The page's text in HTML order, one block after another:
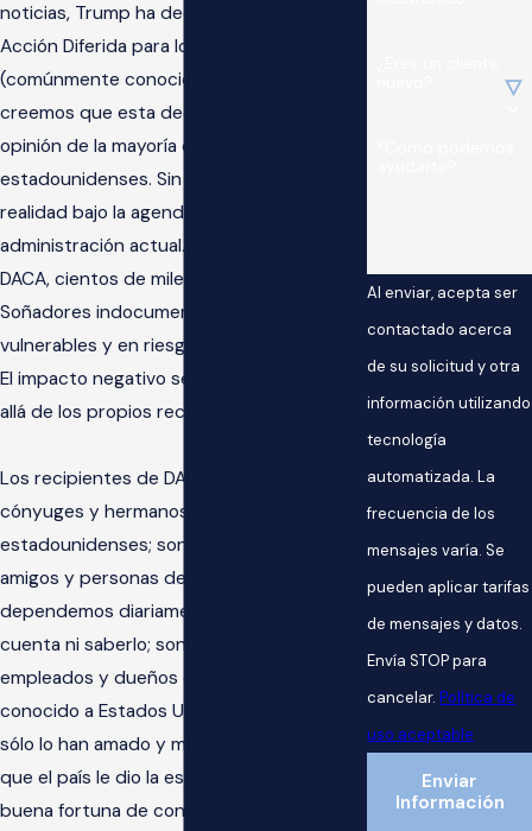
noticias, Trump ha decidido poner fin a la
Acción Diferida para los llegados de Niñez
(comúnmente conocido como DACA). No
creemos que esta decisión representa la
opinión de la mayoría de los
estadounidenses. Sin embargo, es la
realidad bajo la agenda de la
administración actual. Con la eliminación de
DACA, cientos de miles de jóvenes,
Soñadores indocumentados, estarán
vulnerables y en riesgo de ser deportados.
El impacto negativo se sentirá mucho más
allá de los propios recipientes.
Los recipientes de DACA son padres,
cónyuges y hermanos de
estadounidenses; son nuestros vecinos,
amigos y personas de las que
dependemos diariamente sin darnos
cuenta ni saberlo; son estudiantes,
empleados y dueños de negocios. Sólo han
conocido a Estados Unidos como hogar y
sólo lo han amado y mejorado a pesar de
que el país le dio la espalda. He tenido la
buena fortuna de conocer y trabajar con
Al enviar, acepta ser
contactado acerca
de su solicitud y otra
información utilizando
tecnología
automatizada. La
frecuencia de los
mensajes varía. Se
pueden aplicar tarifas
de mensajes y datos.
Envía STOP para
cancelar.Política de
uso aceptable
Enviar
Información